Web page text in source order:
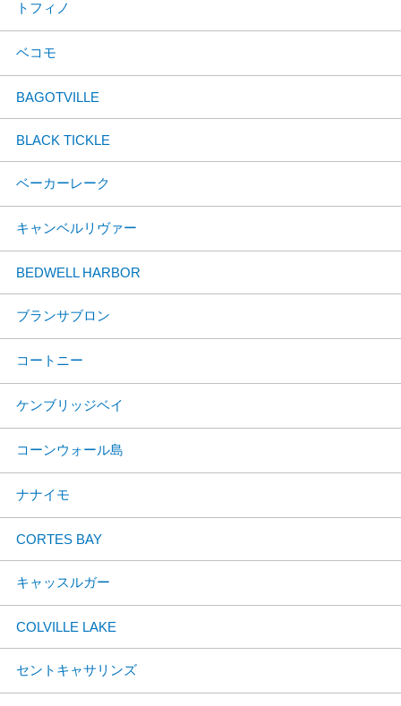
トフィノ
ベコモ
BAGOTVILLE
BLACK TICKLE
ベーカーレーク
キャンベルリヴァー
BEDWELL HARBOR
ブランサブロン
コートニー
ケンブリッジベイ
コーンウォール島
ナナイモ
CORTES BAY
キャッスルガー
COLVILLE LAKE
セントキャサリンズ